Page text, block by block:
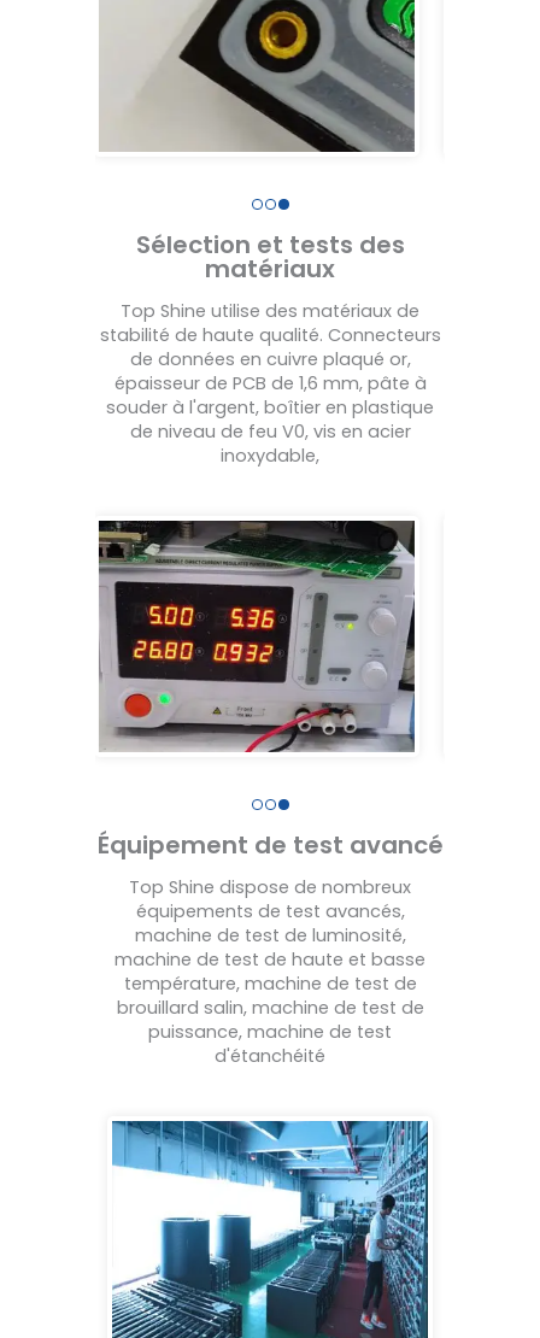
Sélection et tests des
matériaux
Top Shine utilise des matériaux de
stabilité de haute qualité. Connecteurs
de données en cuivre plaqué or,
épaisseur de PCB de 1,6 mm, pâte à
souder à l'argent, boîtier en plastique
de niveau de feu V0, vis en acier
inoxydable,
Équipement de test avancé
Top Shine dispose de nombreux
équipements de test avancés,
machine de test de luminosité,
machine de test de haute et basse
température, machine de test de
brouillard salin, machine de test de
puissance, machine de test
d'étanchéité